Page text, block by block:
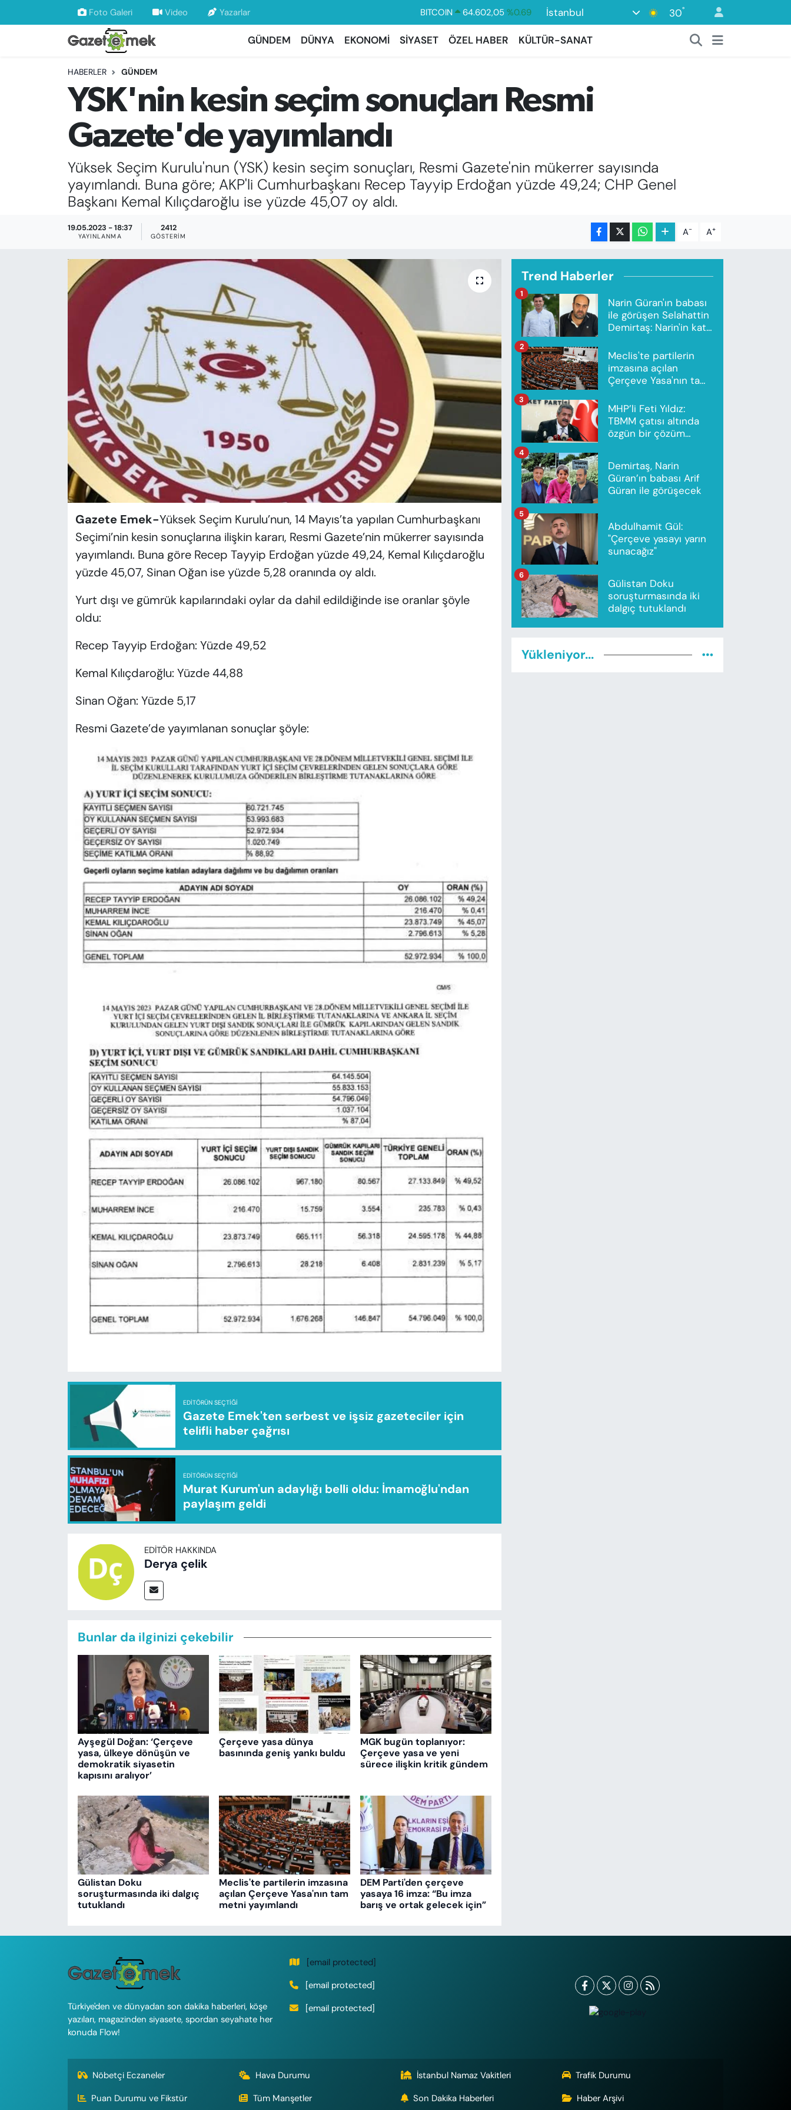
Foto Galeri Video Yazarlar DOLAR 47,6006 %0.06
EURO
55,0250 %0.02
BİST100
13.768
%48
BITCOIN
İstanbul 30°
GÜNDEM DÜNYA EKONOMİ SİYASET ÖZEL HABER KÜLTÜR-SANAT
HABERLER GÜNDEM
YSK'nin kesin seçim sonuçları Resmi
Gazete'de yayımlandı
Yüksek Seçim Kurulu'nun (YSK) kesin seçim sonuçları, Resmi Gazete'nin mükerrer sayısında
yayımlandı. Buna göre; AKP'li Cumhurbaşkanı Recep Tayyip Erdoğan yüzde 49,24; CHP Genel
Başkanı Kemal Kılıçdaroğlu ise yüzde 45,07 oy aldı.
19.05.2023 - 18:37
YAYINLANMA
2412
GÖSTERIM A- A+
Gazete Emek-Yüksek Seçim Kurulu’nun, 14 Mayıs’ta yapılan Cumhurbaşkanı
Seçimi’nin kesin sonuçlarına ilişkin kararı, Resmi Gazete’nin mükerrer sayısında
yayımlandı. Buna göre Recep Tayyip Erdoğan yüzde 49,24, Kemal Kılıçdaroğlu
yüzde 45,07, Sinan Oğan ise yüzde 5,28 oranında oy aldı.
Yurt dışı ve gümrük kapılarındaki oylar da dahil edildiğinde ise oranlar şöyle
oldu:
Recep Tayyip Erdoğan: Yüzde 49,52
Kemal Kılıçdaroğlu: Yüzde 44,88
Sinan Oğan: Yüzde 5,17
Resmi Gazete’de yayımlanan sonuçlar şöyle:
EDITÖRÜN SEÇTIĞI
Gazete Emek'ten serbest ve işsiz gazeteciler için
telifli haber çağrısı
EDITÖRÜN SEÇTIĞI
Murat Kurum'un adaylığı belli oldu: İmamoğlu'ndan
paylaşım geldi
EDITÖR HAKKINDA
Derya çelik
Bunlar da ilginizi çekebilir
Ayşegül Doğan: ‘Çerçeve
yasa, ülkeye dönüşün ve
demokratik siyasetin
kapısını aralıyor’
Çerçeve yasa dünya
basınında geniş yankı buldu
MGK bugün toplanıyor:
Çerçeve yasa ve yeni
sürece ilişkin kritik gündem
Gülistan Doku
soruşturmasında iki dalgıç
tutuklandı
Meclis'te partilerin imzasına
açılan Çerçeve Yasa'nın tam
metni yayımlandı
DEM Parti'den çerçeve
yasaya 16 imza: “Bu imza
barış ve ortak gelecek için”
Trend Haberler
Narin Güran'ın babası
ile görüşen Selahattin
Demirtaş: Narin'in katili
1
Meclis'te partilerin
imzasına açılan
Çerçeve Yasa'nın tam
2
MHP’li Feti Yıldız:
TBMM çatısı altında
özgün bir çözüm
3
Demirtaş, Narin
Güran’ın babası Arif
Güran ile görüşecek
4
Abdulhamit Gül:
"Çerçeve yasayı yarın
sunacağız"
5
Gülistan Doku
soruşturmasında iki
dalgıç tutuklandı
6
Yükleniyor...
Türkiye'den ve dünyadan son dakika haberleri, köşe
yazıları, magazinden siyasete, spordan seyahate her
konuda Flow!
[email protected]
[email protected]
[email protected]
Nöbetçi Eczaneler Hava Durumu İstanbul Namaz Vakitleri
Trafik Durumu
Puan Durumu ve Fikstür
Tüm Manşetler Son Dakika Haberleri Haber Arşivi
DÜNYA
EKONOMİ
EMEK HABERLERİ
YENİ MEDYADA EMEK GAZETECİLİĞİNİ
GELİŞTİRMEK
FAYDALI BİLGİLER
GÜNDEM
SAĞLIK
KÜLTÜR-SANAT
MAGAZİN
ÖZEL HABER
YAZAR KÖŞESİ
SİYASET
Nöbetçi Eczaneler
Hava Durumu
İstanbul Namaz Vakitleri
Trafik Durumu
Süper Lig Puan Durumu ve Fikstür
Tüm Manşetler
Son Dakika Haberleri